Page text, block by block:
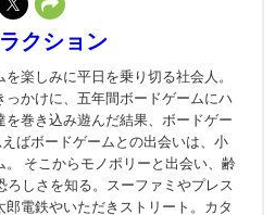
クション
楽しみに平日を乗り切る社会人。
っかけに、五年間ボードゲームにハ
を巻き込み遊んだ結果、ボードゲー
ばボードゲームとの出会いは、小
そこからモノポリーと出会い、齢
ろしさを知る。スーファミやプレス
電鉄やいただきストリート。カタ